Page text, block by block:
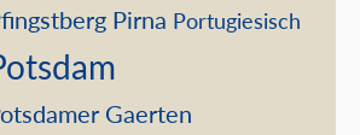
Pirna Portugiesisch
Gaerten